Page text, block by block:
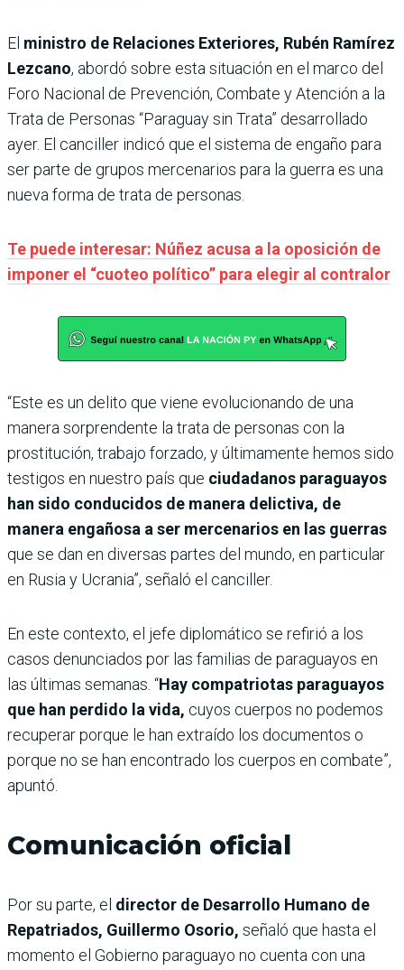
El ministro de Relaciones Exteriores, Rubén Ramírez
Lezcano, abordó sobre esta situación en el marco del
Foro Nacional de Prevención, Combate y Atención a la
Trata de Personas “Paraguay sin Trata” desarrollado
ayer. El canciller indicó que el sistema de engaño para
ser parte de grupos mercenarios para la guerra es una
nueva forma de trata de personas.
Te puede interesar: Núñez acusa a la oposición de
imponer el “cuoteo político” para elegir al contralor
“Este es un delito que viene evolucionando de una
manera sorprendente la trata de personas con la
prostitución, trabajo forzado, y últimamente hemos sido
testigos en nuestro país que ciudadanos paraguayos
han sido conducidos de manera delictiva, de
manera engañosa a ser mercenarios en las guerras
que se dan en diversas partes del mundo, en particular
en Rusia y Ucrania”, señaló el canciller.
En este contexto, el jefe diplomático se refirió a los
casos denunciados por las familias de paraguayos en
las últimas semanas. “Hay compatriotas paraguayos
que han perdido la vida, cuyos cuerpos no podemos
recuperar porque le han extraído los documentos o
porque no se han encontrado los cuerpos en combate”,
apuntó.
Comunicación oficial
Por su parte, el director de Desarrollo Humano de
Repatriados, Guillermo Osorio, señaló que hasta el
momento el Gobierno paraguayo no cuenta con una